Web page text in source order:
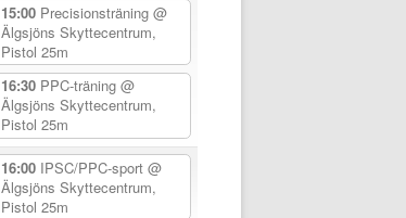
15:00 Precisionsträning @
Älgsjöns Skyttecentrum,
Pistol 25m
16:30 PPC-träning @
Älgsjöns Skyttecentrum,
Pistol 25m
16:00 IPSC/PPC-sport @
Älgsjöns Skyttecentrum,
Pistol 25m